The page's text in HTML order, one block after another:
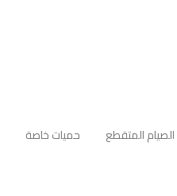
الصيام المتقطع حميات خاصة